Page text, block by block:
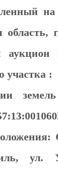
на
аукцион
участка :
ул.